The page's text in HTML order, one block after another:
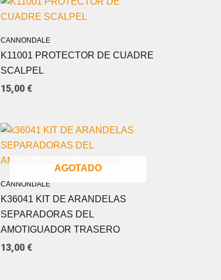
CANNONDALE
K11001 PROTECTOR DE CUADRE
SCALPEL
15,00 €
AGOTADO
CANNONDALE
K36041 KIT DE ARANDELAS
SEPARADORAS DEL
AMOTIGUADOR TRASERO
13,00 €